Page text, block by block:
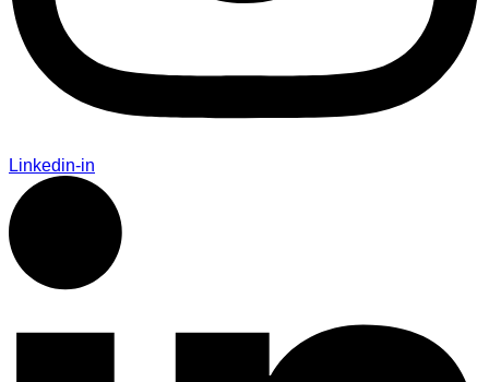
Linkedin-in